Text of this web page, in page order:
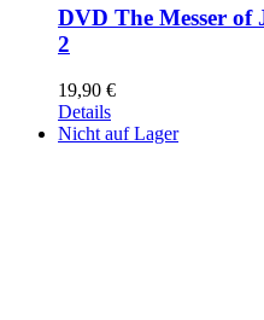
DVD The Messer of
2
19,90 €
Details
Nicht auf Lager